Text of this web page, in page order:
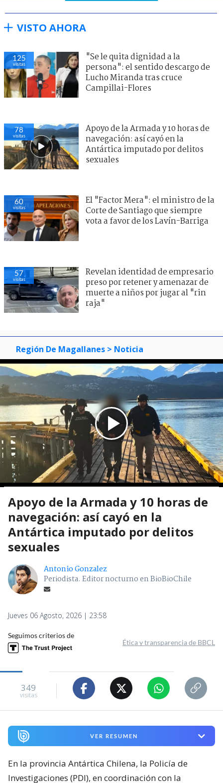
VISTO AHORA
125
visitas
"Se le quita dignidad a la
persona": el sentido descargo de
Lucho Miranda tras cruce
Campillai-Flores
78
visitas
Apoyo de la Armada y 10 horas de
navegación: así cayó en la
Antártica imputado por delitos
sexuales
60
visitas
El "Factor Mera": el ministro de la
Corte de Santiago que siempre
vota a favor de los Lavín-Barriga
57
visitas
Revelan identidad de empresario
preso por retener y amenazar de
muerte a niños por jugar al "rin
raja"
Región De Magallanes > Noticia
Apoyo de la Armada y 10 horas de
navegación: así cayó en la
Antártica imputado por delitos
sexuales
Antonio Gonzalez
Periodista. Editor nocturno en BioBioChile
Jueves 06 Agosto, 2026 | 23:58
Seguimos criterios de
Ética y transparencia de BBCL
349
visitas
VER RESUMEN
En la provincia Antártica Chilena, la Policía de
Investigaciones (PDI), en coordinación con la